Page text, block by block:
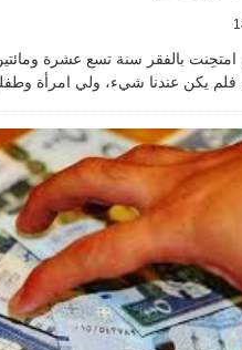
بالفقر سنة تسع عشرة
يكن عندنا شيء، ولي امرأة وطفلها،